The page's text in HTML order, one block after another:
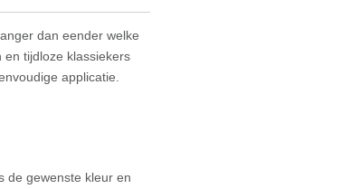
dan eender welke
en tijdloze klassiekers
applicatie.
de gewenste kleur en